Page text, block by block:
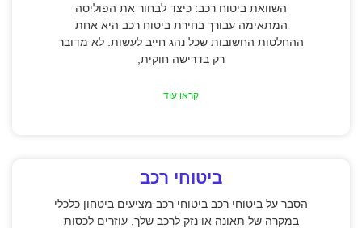
השוואת ביטוח רכב: כיצד לבחור את הפוליסה
המתאימה עבורך בחירת ביטוח רכב היא אחת
ההחלטות החשובות שכל נהג חייב לעשות. לא מדובר
רק בדרישה חוקית,
קראו עוד
ביטוחי רכב
הסבר על ביטוחי רכב ביטוחי רכב מציעים ביטחון כלכלי
במקרה של תאונה או נזק לרכב שלך, עוזרים לכסות